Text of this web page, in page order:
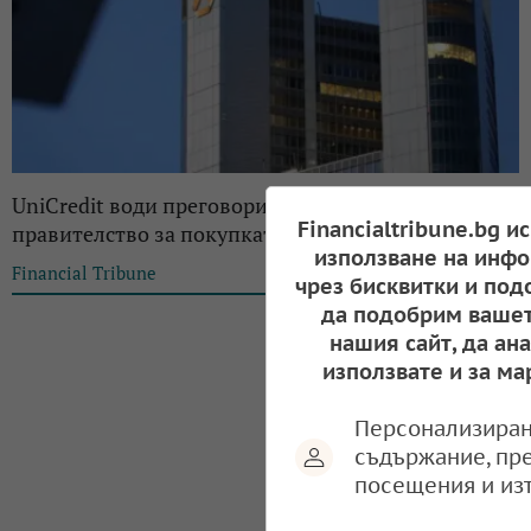
UniCredit води преговори с германското
правителство за покупката на Commerzbank
Financial Tribune 14:22, 13.09.2024
Financialtribune.bg
използване на
чрез бисквитки и
да подобрим
нашия сайт, да
използвате и за
съдържание,
посещения и